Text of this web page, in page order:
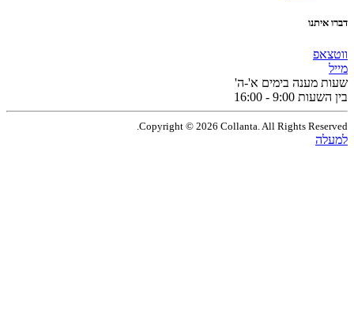
מענה בימים א'-ה'
- 16:00
Copyright © 2026 Collanta. All Rights